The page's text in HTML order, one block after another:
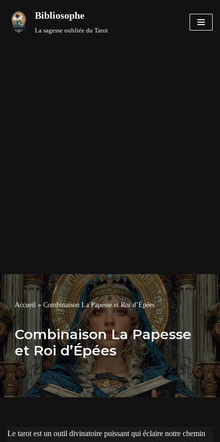
Aller
Bibliosophe
La sagesse oubliée du Tarot
Accueil » Combinaison La Papesse et Roi d’Épées
Combinaison La Papesse
et Roi d’Épées
Le tarot est un outil divinatoire puissant qui éclaire notre chemin